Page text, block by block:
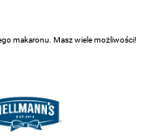
makaronu. Masz wiele możliwości!